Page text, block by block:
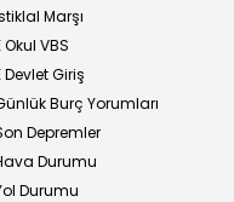
Marşı
Okul VBS
Devlet Giriş
Burç Yorumları
Depremler
Durumu
Durumu